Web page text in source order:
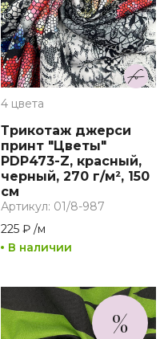
4 цвета
Трикотаж джерси
принт "Цветы"
PDP473-Z, красный,
черный, 270 г/м², 150
см
Артикул: 01/8-987
225 ₽ /м
В наличии
%